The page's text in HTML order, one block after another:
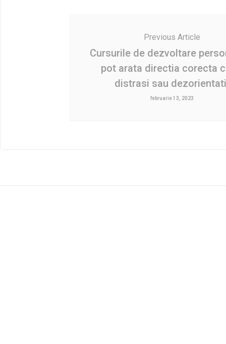
Previous Article
Cursurile de dezvoltare
pot arata directia corecta
distrasi sau
februarie 13, 2023